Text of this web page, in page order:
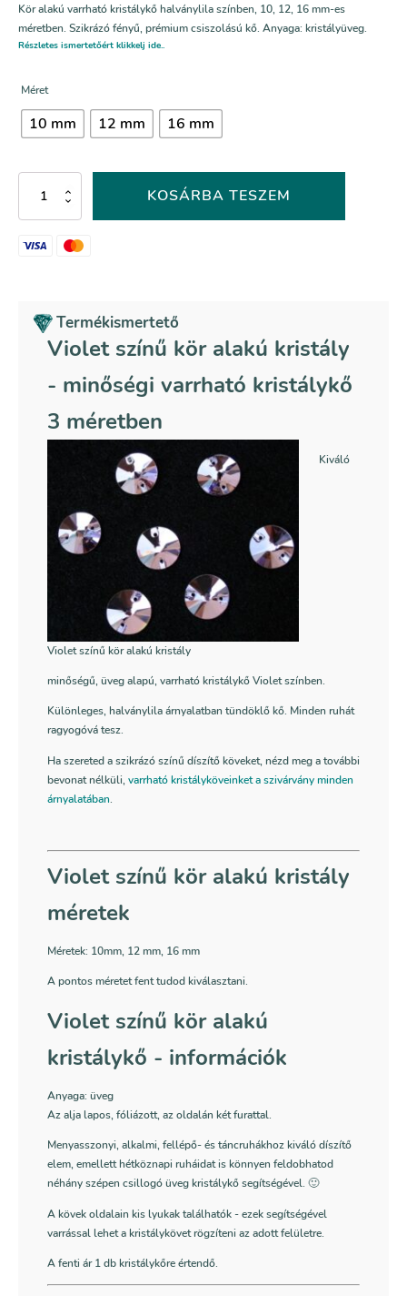
Kör alakú varrható kristálykő halványlila színben, 10, 12, 16 mm-es
méretben. Szikrázó fényű, prémium csiszolású kő. Anyaga: kristályüveg.
Részletes ismertetőért klikkelj ide..
Méret
10 mm 12 mm 16 mm
Violet
színű
kör
alakú
KOSÁRBA TESZEM
Termékismertető
Violet színű kör alakú kristály
- minőségi varrható kristálykő
3 méretben
Violet színű kör alakú kristály
Kiváló
minőségű, üveg alapú, varrható kristálykő Violet színben.
Különleges, halványlila árnyalatban tündöklő kő. Minden ruhát
ragyogóvá tesz.
Ha szereted a szikrázó színű díszítő köveket, nézd meg a további
bevonat nélküli, varrható kristályköveinket a szivárvány minden
árnyalatában.
Violet színű kör alakú kristály
méretek
Méretek: 10mm, 12 mm, 16 mm
A pontos méretet fent tudod kiválasztani.
Violet színű kör alakú
kristálykő - információk
Anyaga: üveg
Az alja lapos, fóliázott, az oldalán két furattal.
Menyasszonyi, alkalmi, fellépő- és táncruhákhoz kiváló díszítő
elem, emellett hétköznapi ruháidat is könnyen feldobhatod
néhány szépen csillogó üveg kristálykő segítségével. 🙂
A kövek oldalain kis lyukak találhatók - ezek segítségével
varrással lehet a kristálykövet rögzíteni az adott felületre.
A fenti ár 1 db kristálykőre értendő.